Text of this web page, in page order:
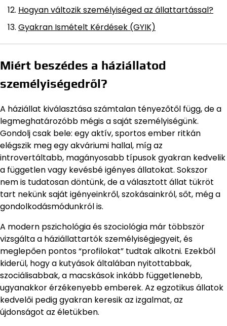
Hogyan változik személyiséged az állattartással?
Gyakran Ismételt Kérdések (GYIK)
Miért beszédes a háziállatod
személyiségedről?
A háziállat kiválasztása számtalan tényezőtől függ, de a
legmeghatározóbb mégis a saját személyiségünk.
Gondolj csak bele: egy aktív, sportos ember ritkán
elégszik meg egy akváriumi hallal, míg az
introvertáltabb, magányosabb típusok gyakran kedvelik
a független vagy kevésbé igényes állatokat. Sokszor
nem is tudatosan döntünk, de a választott állat tükröt
tart nekünk saját igényeinkről, szokásainkról, sőt, még a
gondolkodásmódunkról is.
A modern pszichológia és szociológia már többször
vizsgálta a háziállattartók személyiségjegyeit, és
meglepően pontos “profilokat” tudtak alkotni. Ezekből
kiderül, hogy a kutyások általában nyitottabbak,
szociálisabbak, a macskások inkább függetlenebb,
ugyanakkor érzékenyebb emberek. Az egzotikus állatok
kedvelői pedig gyakran keresik az izgalmat, az
újdonságot az életükben.